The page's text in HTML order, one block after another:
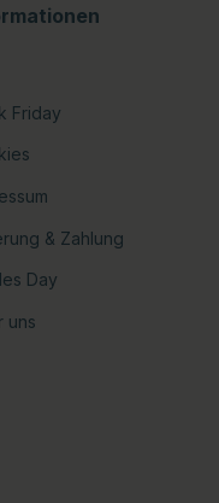
Friday
& Zahlung
Day
uns